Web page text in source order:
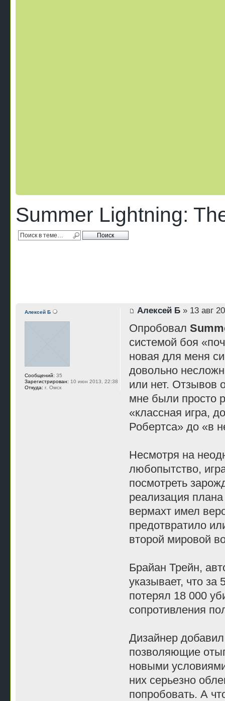
Summer Lightning:
Алексей Б» 13 авг
Опробовал
системой боя
новая для меня
довольно
или нет. Отзывов
мне были просто
«классная игра,
Робертса» до «в
Несмотря на
любопытство,
посмотреть
реализация
вермахт имел
предотвратило
второй мировой
Брайан Трейн,
указывает, что
потерял 18 000
сопротивления
Дизайнер
позволяющие
новыми
них серьезно
попробовать. А
Алексей Б
Сообщений: 35
Зарегистрирован: 10 июн 2013, 22:38
Откуда: г. Омск